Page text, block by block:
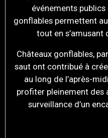
événements
gonflables permettent
tout en s’amusant
Châteaux gonflables,
saut ont contribué à
au long de l’après-
profiter pleinement des
surveillance d’un